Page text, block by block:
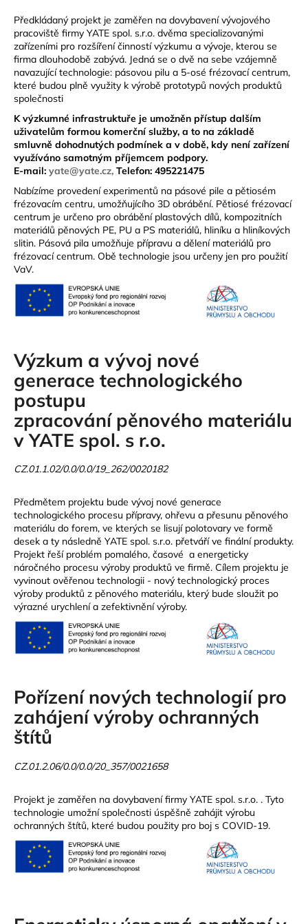
Předkládaný projekt je zaměřen na dovybavení vývojového
pracoviště firmy YATE spol. s.r.o. dvěma specializovanými
zařízeními pro rozšíření činností výzkumu a vývoje, kterou se
firma dlouhodobě zabývá. Jedná se o dvě na sebe vzájemně
navazující technologie: pásovou pilu a 5-osé frézovací centrum,
které budou plně využity k výrobě prototypů nových produktů
společnosti
K výzkumné infrastruktuře je umožněn přístup dalším
uživatelům formou komerční služby, a to na základě
smluvně dohodnutých podmínek a v době, kdy není zařízení
využíváno samotným příjemcem podpory.
E-mail: yate@yate.cz, Telefon: 495221475
Nabízíme provedení experimentů na pásové pile a pětiosém
frézovacím centru, umožňujícího 3D obrábění. Pětiosé frézovací
centrum je určeno pro obrábění plastových dílů, kompozitních
materiálů pěnových PE, PU a PS materiálů, hliníku a hliníkových
slitin. Pásová pila umožňuje přípravu a dělení materiálů pro
frézovací centrum. Obě technologie jsou určeny jen pro použití
VaV.
Výzkum a vývoj nové
generace technologického
postupu
zpracování pěnového materiálu
v YATE spol. s r.o.
CZ.01.1.02/0.0/0.0/19_262/0020182
Předmětem projektu bude vývoj nové generace
technologického procesu přípravy, ohřevu a přesunu pěnového
materiálu do forem, ve kterých se lisují polotovary ve formě
desek a ty následně YATE spol. s.r.o. přetváří ve finální produkty.
Projekt řeší problém pomalého, časové a energeticky
náročného procesu výroby produktů ve firmě. Cílem projektu je
vyvinout ověřenou technologii - nový technologický proces
výroby produktů z pěnového materiálu, který bude sloužit po
výrazné urychlení a zefektivnění výroby.
Pořízení nových technologií pro
zahájení výroby ochranných
štítů
CZ.01.2.06/0.0/0.0/20_357/0021658
Projekt je zaměřen na dovybavení firmy YATE spol. s.r.o. . Tyto
technologie umožní společnosti úspěšně zahájit výrobu
ochranných štítů, které budou použity pro boj s COVID-19.